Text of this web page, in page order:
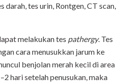
darah, tes urin, Rontgen, CT scan,
melakukan tes pathergy. Tes
cara menusukkan jarum ke
benjolan merah kecil di area
hari setelah penusukan, maka